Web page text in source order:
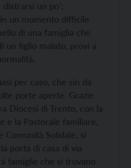
un po’;
un momento difficile
di una famiglia che
un figlio malato, provi a
per caso, che sin da
porte aperte. Grazie
Diocesi di Trento, con la
e la Pastorale familiare,
Comunità Solidale, si
porta di casa di via
famiglie che si trovano